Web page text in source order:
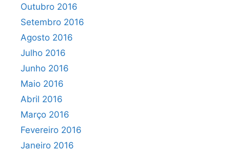
Outubro 2016
Setembro 2016
Agosto 2016
Julho 2016
Junho 2016
Maio 2016
Abril 2016
Março 2016
Fevereiro 2016
Janeiro 2016